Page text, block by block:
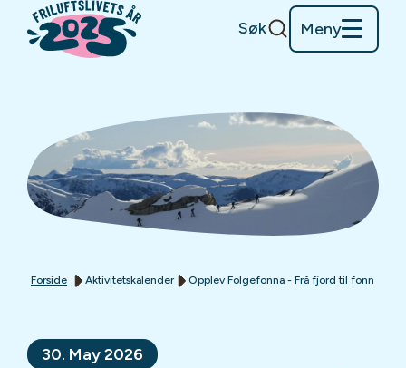
Søk Meny
Forside Aktivitetskalender Opplev Folgefonna - Frå fjord til fonn
30. May 2026